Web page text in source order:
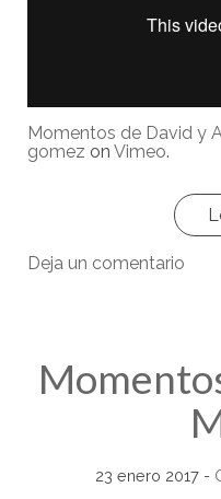
Momentos de David y
gomez on Vimeo.
Deja un comentario
23 enero 2017 -